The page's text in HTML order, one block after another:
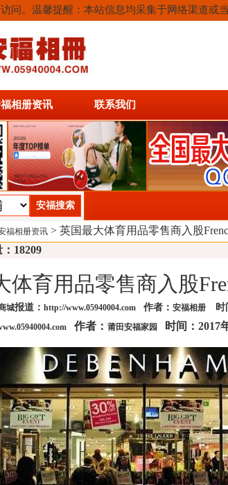
。温馨提醒：本站信息均采集于网络渠道或
相册资讯 联系我们
福相册资讯 > 英国最大体育用品零售商入股
18209
体育用品零售商入股
城报道： http://www.05940004.com 作者： 安福相册 时
作者： 莆田安福家园 时间：2017